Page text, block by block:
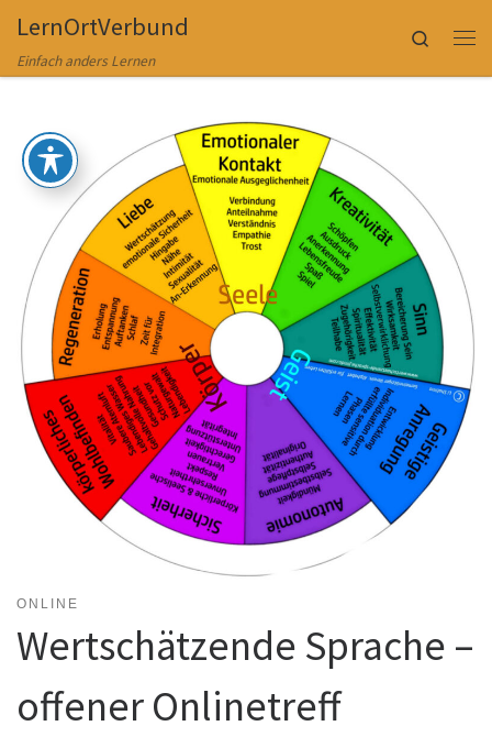
Zum Inhalt springen
LernOrtVerbund
Einfach anders Lernen
Search
ONLINE
Wertschätzende Sprache –
offener Onlinetreff